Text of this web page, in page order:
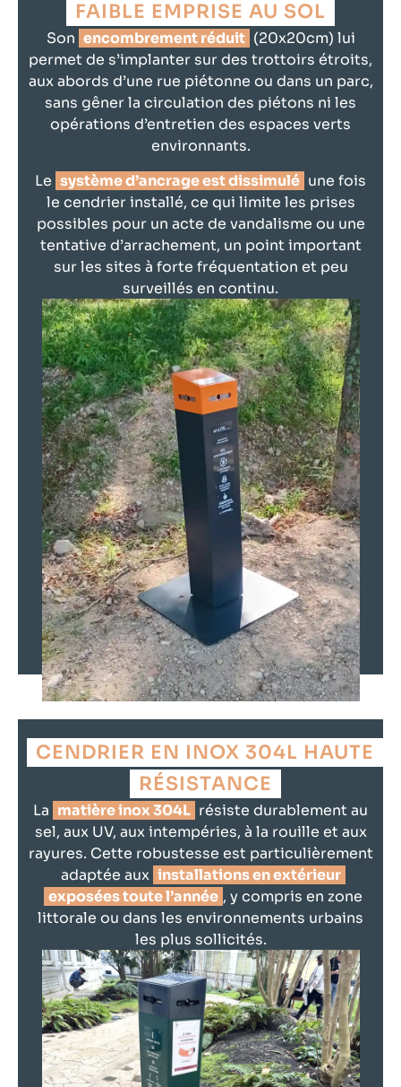
FAIBLE EMPRISE AU SOL
Son encombrement réduit (20x20cm) lui
permet de s’implanter sur des trottoirs étroits,
aux abords d’une rue piétonne ou dans un parc,
sans gêner la circulation des piétons ni les
opérations d’entretien des espaces verts
environnants.
Le système d’ancrage est dissimulé une fois
le cendrier installé, ce qui limite les prises
possibles pour un acte de vandalisme ou une
tentative d’arrachement, un point important
sur les sites à forte fréquentation et peu
surveillés en continu.
CENDRIER EN INOX 304L HAUTE
RÉSISTANCE
La matière inox 304L résiste durablement au
sel, aux UV, aux intempéries, à la rouille et aux
rayures. Cette robustesse est particulièrement
adaptée aux installations en extérieur
exposées toute l’année , y compris en zone
littorale ou dans les environnements urbains
les plus sollicités.